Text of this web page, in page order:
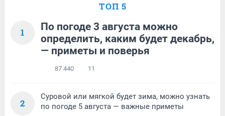
ТОП 5
1
По погоде 3 августа можно
определить, каким будет декабрь,
— приметы и поверья
87 440 11
2
Суровой или мягкой будет зима, можно узнать
по погоде 5 августа — важные приметы